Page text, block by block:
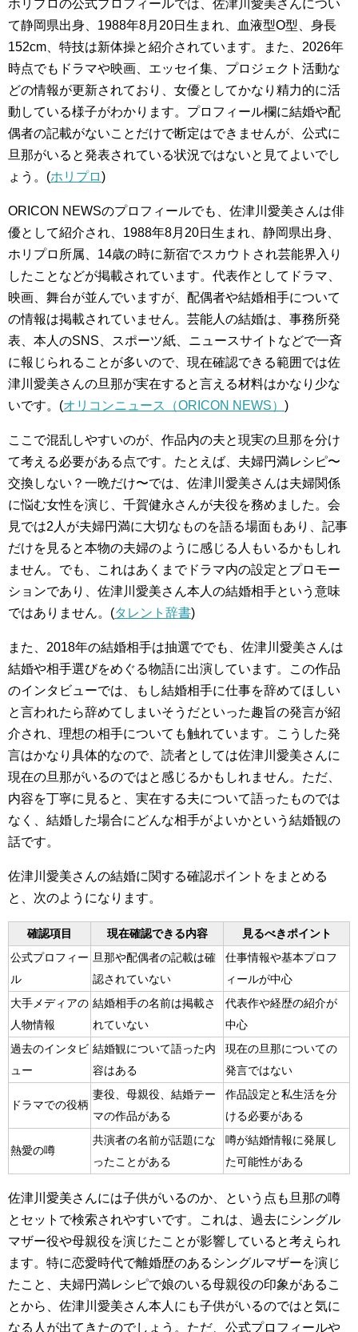
ホリプロの公式プロフィールでは、佐津川愛美さんについ
て静岡県出身、1988年8月20日生まれ、血液型O型、身長
152cm、特技は新体操と紹介されています。また、2026年
時点でもドラマや映画、エッセイ集、プロジェクト活動な
どの情報が更新されており、女優としてかなり精力的に活
動している様子がわかります。プロフィール欄に結婚や配
偶者の記載がないことだけで断定はできませんが、公式に
旦那がいると発表されている状況ではないと見てよいでし
ょう。(ホリプロ)
ORICON NEWSのプロフィールでも、佐津川愛美さんは俳
優として紹介され、1988年8月20日生まれ、静岡県出身、
ホリプロ所属、14歳の時に新宿でスカウトされ芸能界入り
したことなどが掲載されています。代表作としてドラマ、
映画、舞台が並んでいますが、配偶者や結婚相手について
の情報は掲載されていません。芸能人の結婚は、事務所発
表、本人のSNS、スポーツ紙、ニュースサイトなどで一斉
に報じられることが多いので、現在確認できる範囲では佐
津川愛美さんの旦那が実在すると言える材料はかなり少な
いです。(オリコンニュース（ORICON NEWS） )
ここで混乱しやすいのが、作品内の夫と現実の旦那を分け
て考える必要がある点です。たとえば、夫婦円満レシピ〜
交換しない？一晩だけ〜では、佐津川愛美さんは夫婦関係
に悩む女性を演じ、千賀健永さんが夫役を務めました。会
見では2人が夫婦円満に大切なものを語る場面もあり、記事
だけを見ると本物の夫婦のように感じる人もいるかもしれ
ません。でも、これはあくまでドラマ内の設定とプロモー
ションであり、佐津川愛美さん本人の結婚相手という意味
ではありません。(タレント辞書)
また、2018年の結婚相手は抽選ででも、佐津川愛美さんは
結婚や相手選びをめぐる物語に出演しています。この作品
のインタビューでは、もし結婚相手に仕事を辞めてほしい
と言われたら辞めてしまいそうだといった趣旨の発言が紹
介され、理想の相手についても触れています。こうした発
言はかなり具体的なので、読者としては佐津川愛美さんに
現在の旦那がいるのではと感じるかもしれません。ただ、
内容を丁寧に見ると、実在する夫について語ったものでは
なく、結婚した場合にどんな相手がよいかという結婚観の
話です。
佐津川愛美さんの結婚に関する確認ポイントをまとめる
と、次のようになります。
確認項目 現在確認できる内容
見るべきポイント
公式プロフィー
ル
旦那や配偶者の記載は確
認されていない
仕事情報や基本プロフ
ィールが中心
大手メディアの
人物情報
結婚相手の名前は掲載さ
れていない
代表作や経歴の紹介が
中心
過去のインタビ
ュー
結婚観について語った内
容はある
現在の旦那についての
発言ではない
ドラマでの役柄
妻役、母親役、結婚テー
マの作品がある
作品設定と私生活を分
ける必要がある
熱愛の噂
共演者の名前が話題にな
ったことがある
噂が結婚情報に発展し
た可能性がある
佐津川愛美さんには子供がいるのか、という点も旦那の噂
とセットで検索されやすいです。これは、過去にシングル
マザー役や母親役を演じたことが影響していると考えられ
ます。特に恋愛時代で離婚歴のあるシングルマザーを演じ
たこと、夫婦円満レシピで娘のいる母親役の印象があるこ
とから、佐津川愛美さん本人にも子供がいるのではと気に
なる人が出てきたのでしょう。ただ、公式プロフィールや